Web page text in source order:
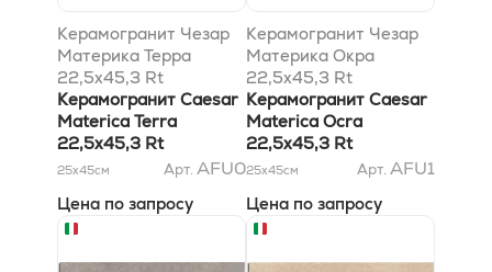
Керамогранит Чезар
Материка Терра
22,5x45,3 Rt
Керамогранит Caesar
Materica Terra
22,5x45,3 Rt
25x45см Арт. AFU0
Цена по запросу
Керамогранит Чезар
Материка Окра
22,5x45,3 Rt
Керамогранит Caesar
Materica Ocra
22,5x45,3 Rt
25x45см Арт. AFU1
Цена по запросу